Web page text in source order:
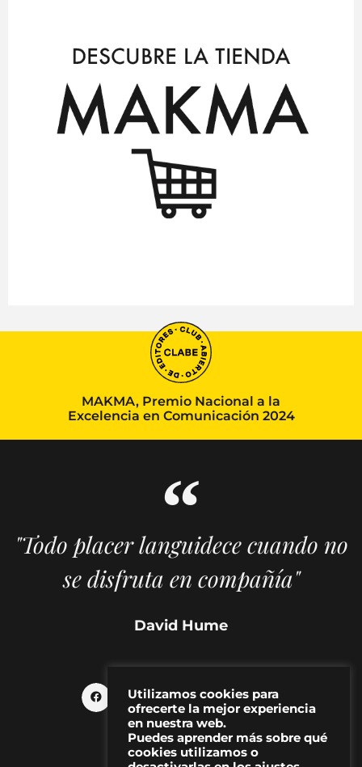
MAKMA, Premio Nacional a la
Excelencia en Comunicación 2024
"Todo placer languidece cuando no
se disfruta en compañía"
David Hume
Utilizamos cookies para
ofrecerte la mejor experiencia
en nuestra web.
Puedes aprender más sobre qué
cookies utilizamos o